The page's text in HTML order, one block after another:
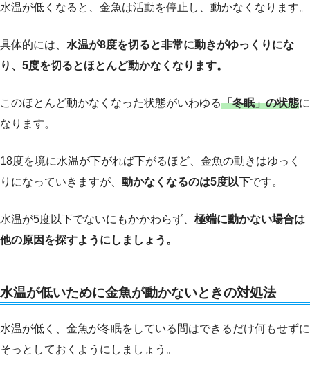
水温が低くなると、金魚は活動を停止し、動かなくなります。
具体的には、 水温が8度を切ると非常に動きがゆっくりにな
り、5度を切るとほとんど動かなくなります。
このほとんど動かなくなった状態がいわゆる「冬眠」の状態に
なります。
18度を境に水温が下がれば下がるほど、金魚の動きはゆっく
りになっていきますが、 動かなくなるのは5度以下です。
水温が5度以下でないにもかかわらず、 極端に動かない場合は
他の原因を探すようにしましょう。
水温が低いために金魚が動かないときの対処法
水温が低く、金魚が冬眠をしている間はできるだけ何もせずに
そっとしておくようにしましょう。